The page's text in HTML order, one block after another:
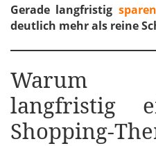
Gerade langfristig sparen
deutlich mehr als reine
Warum
langfristig
Shopping-